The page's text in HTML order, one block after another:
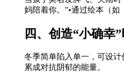
妈陪着你。”•通过绘本（
四、创造“小确幸”
冬季简单陷入单一，可设
累成对抗阴郁的能量。